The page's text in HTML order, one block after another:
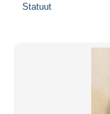
Statuut